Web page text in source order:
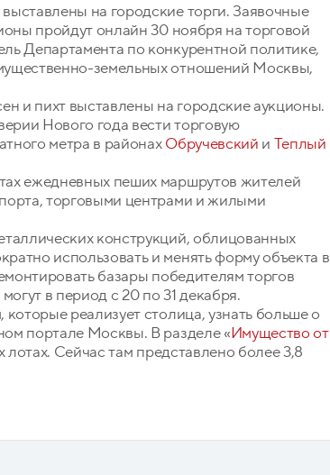
на городские торги. Заявочные
пройдут онлайн 30 ноября на торговой
Департамента по конкурентной политике,
земельных отношений Москвы,
и пихт выставлены на городские аукционы.
Нового года вести торговую
метра в районахОбручевский и Теплый
ежедневных пеших маршрутов жителей
торговыми центрами и жилыми
конструкций, облицованных
использовать и менять форму объекта в
базары победителям торгов
в период с 20 по 31 декабря.
реализует столица, узнать больше о
портале Москвы. В разделе «Имущество от
Сейчас там представлено более 3,8